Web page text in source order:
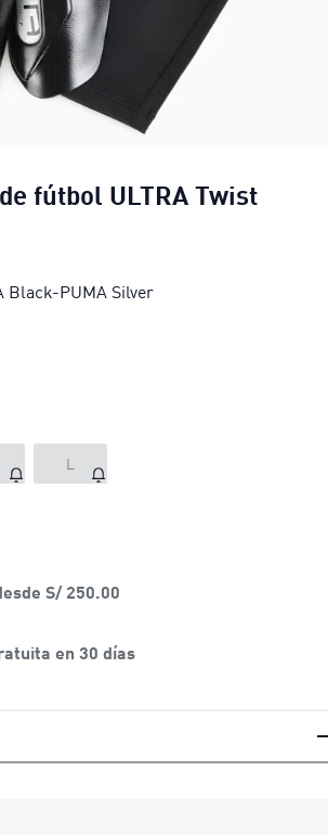
fútbol ULTRA Twist
Black-PUMA Silver
L
S/ 250.00
en 30 días